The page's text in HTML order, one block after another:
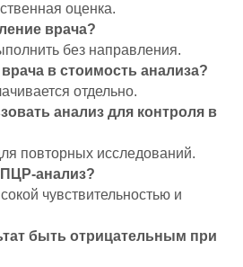
оценка.
врача?
без направления.
в стоимость анализа?
отдельно.
анализ для контроля в
повторных исследований.
анализ?
чувствительностью и
быть отрицательным при